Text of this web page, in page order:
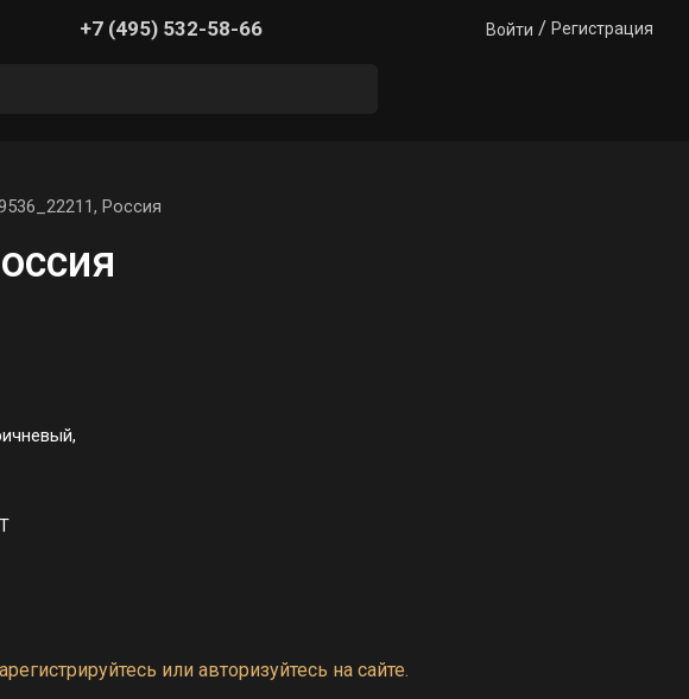
+7 (495) 532-58-66 Войти / Регистрация
Россия
или авторизуйтесь на сайте.